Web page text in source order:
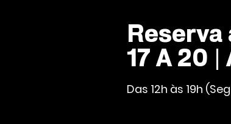
Reserva
17 A 20
Das 12h às 19h